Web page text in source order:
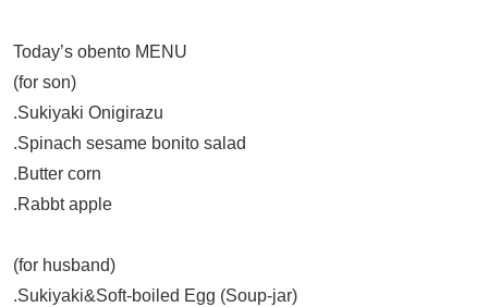
Today’s obento MENU
(for son)
.Sukiyaki Onigirazu
.Spinach sesame bonito salad
.Butter corn
.Rabbt apple
(for husband)
.Sukiyaki&Soft-boiled Egg (Soup-jar)